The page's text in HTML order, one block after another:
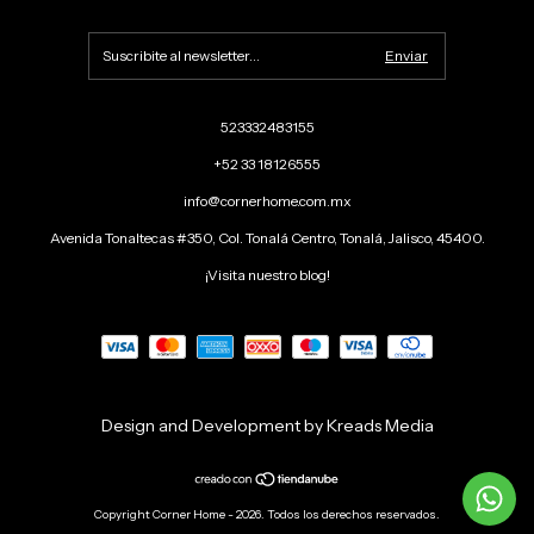
523332483155
+52 33 18126555
info@cornerhome.com.mx
Avenida Tonaltecas #350, Col. Tonalá Centro, Tonalá, Jalisco, 45400.
¡Visita nuestro blog!
Design and Development by Kreads Media
Copyright Corner Home - 2026. Todos los derechos reservados.